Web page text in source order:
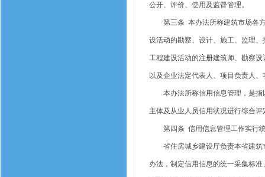
公开、评价、使用及监督管理。
第三条 本办法所称建筑市场各方
设活动的勘察、设计、施工、监理
工程建设活动的注册建筑师、勘察
以及企业法定代表人、项目负责人
本办法所称信用信息管理，是指
主体及从业人员信用状况进行综合
第四条 信用信息管理工作实行统
省住房城乡建设厅负责本省建筑
办法，制定信用信息的统一采集标